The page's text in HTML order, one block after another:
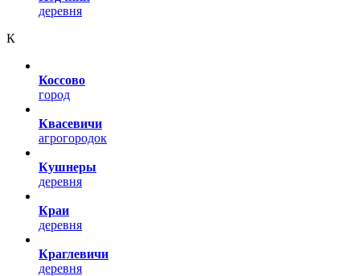
деревня
К
Коссово
город
Квасевичи
агрогородок
Кушнеры
деревня
Краи
деревня
Краглевичи
деревня